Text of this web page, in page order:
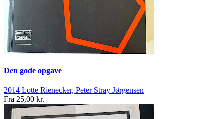
Den gode opgave
2014 Lotte Rienecker, Peter Stray Jørgensen
Fra 25,00 kr.